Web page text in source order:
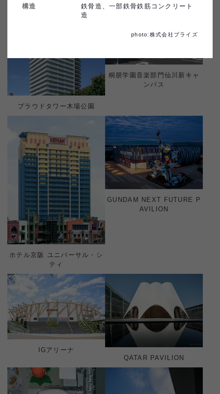
プラウドタワー木場公園
桐朋学園音楽部門仙川新キャ
ンパス
ホテル京阪 ユニバーサル・シ
ティ
GUNDAM NEXT FUTURE P
AVILION
IGアリーナ
QATAR PAVILION
構造
鉄骨造、一部鉄骨鉄筋コンクリート
造
photo:株式会社プライズ